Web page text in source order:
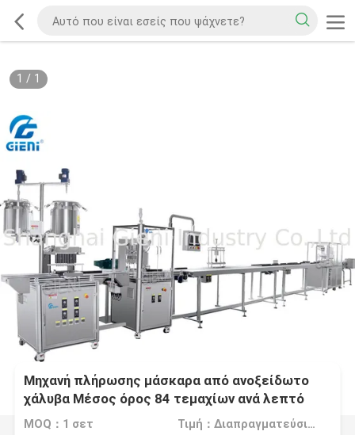
1 / 1
Μηχανή πλήρωσης μάσκαρα από ανοξείδωτο
χάλυβα Μέσος όρος 84 τεμαχίων ανά λεπτό
MOQ：1 σετ Τιμή：Διαπραγματεύσιμα